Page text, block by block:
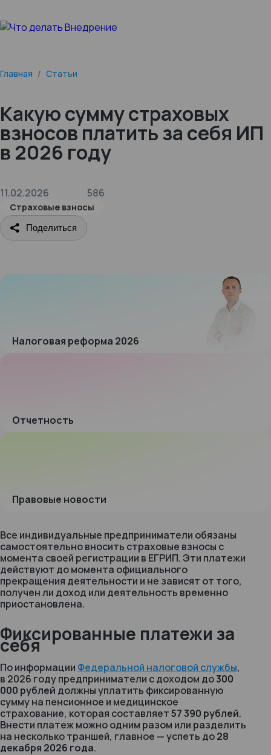
Главная / Статьи
Какую сумму страховых
взносов платить за себя ИП
в 2026 году
11.02.2026 586
Страховые взносы
Поделиться
Все индивидуальные предприниматели обязаны
самостоятельно вносить страховые взносы с
момента своей регистрации в ЕГРИП. Эти платежи
действуют до момента официального
прекращения деятельности и не зависят от того,
получен ли доход или деятельность временно
приостановлена.
Фиксированные платежи за
себя
По информации Федеральной налоговой службы,
в 2026 году предприниматели с доходом до300
000 рублей должны уплатить фиксированную
сумму на пенсионное и медицинское
страхование, которая составляет57 390 рублей.
Внести платеж можно одним разом или разделить
на несколько траншей, главное — успеть до28
декабря 2026 года.
Налоговая реформа 2026
Отчетность
Правовые новости